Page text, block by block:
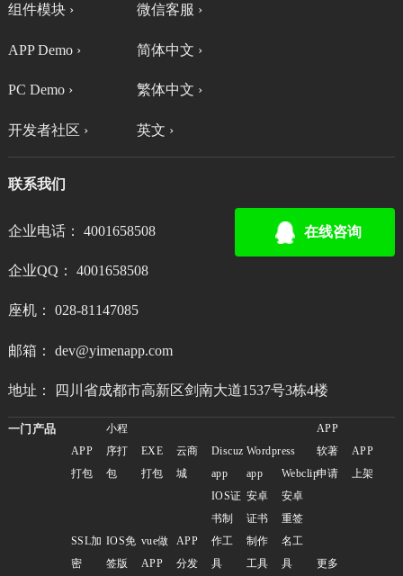
组件模块 ›
APP Demo ›
PC Demo ›
开发者社区 ›
微信客服 ›
简体中文 ›
繁体中文 ›
英文 ›
联系我们
企业电话： 4001658508
企业QQ： 4001658508
座机： 028-81147085
邮箱： dev@yimenapp.com
地址： 四川省成都市高新区剑南大道1537号3栋4楼
在线咨询
一门产品
APP
打包
小程
序打
包
EXE
打包
云商
城
Discuz
app
Wordpress
app
Webclip
APP
软著
申请
APP
上架
SSL加
密
IOS免
签版
vue做
APP
APP
分发
IOS证
书制
作工
具
安卓
证书
制作
工具
安卓
重签
名工
具
更多